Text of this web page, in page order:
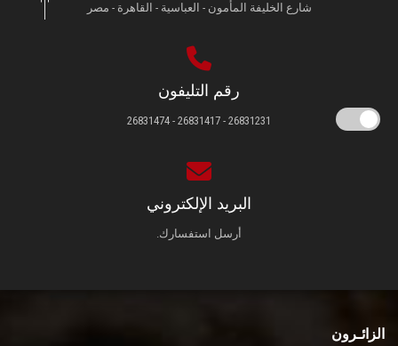
شارع الخليفة المأمون - العباسية - القاهرة - مصر
رقم التليفون
26831231 - 26831417 - 26831474
البريد الإلكتروني
أرسل استفسارك.
الزائـرون